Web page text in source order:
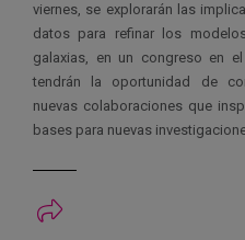
viernes, se explorarán las
datos para refinar los
galaxias, en un congreso en
tendrán la oportunidad de
nuevas colaboraciones que
bases para nuevas